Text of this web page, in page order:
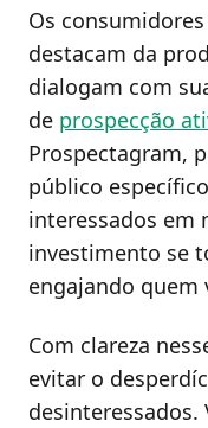
Os
destacam da
dialogam com
de prospecção
Prospectagram,
público
interessados em
investimento se
engajando quem
Com clareza
evitar o
desinteressados.